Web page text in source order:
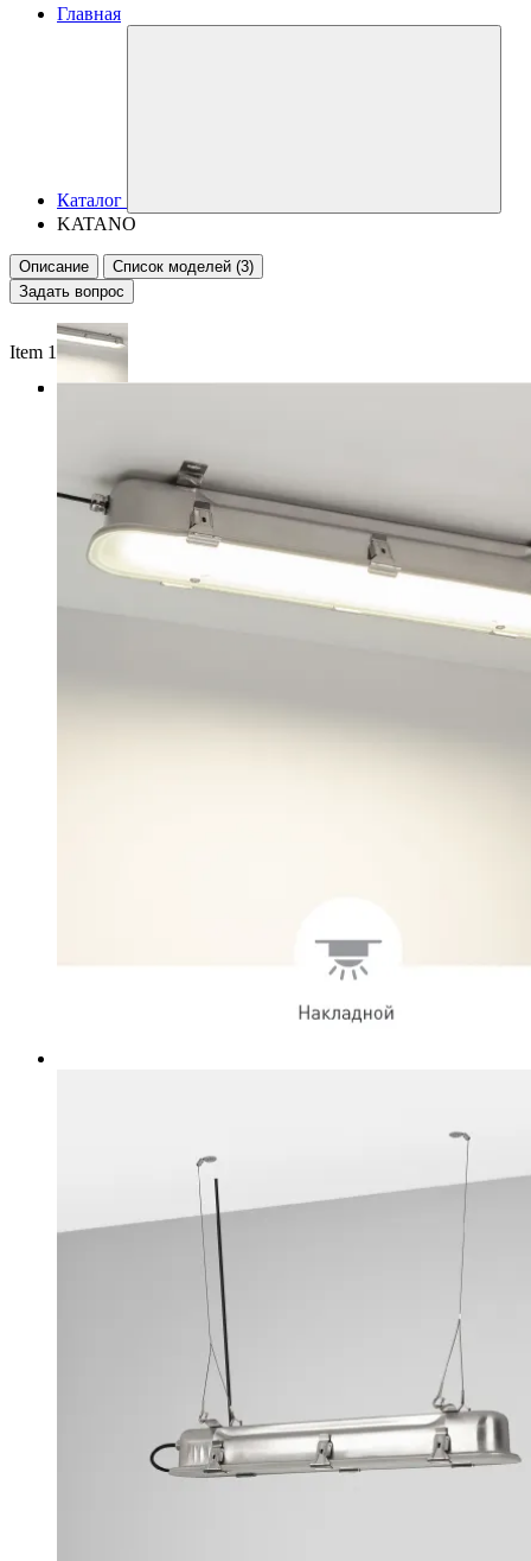
Главная
Каталог
KATANO
Описание
Список моделей (3)
Задать вопрос
Item 1 of 3